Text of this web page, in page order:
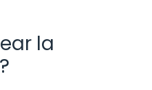
la